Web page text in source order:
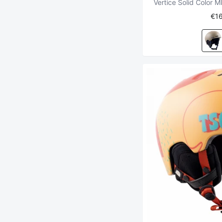
Vertice Solid Color